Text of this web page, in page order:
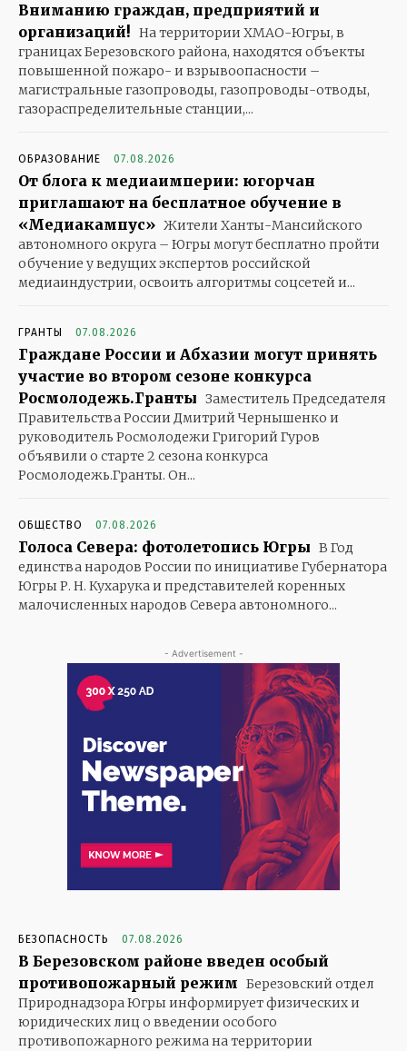
Вниманию граждан, предприятий и
организаций! На территории ХМАО-Югры, в
границах Березовского района, находятся объекты
повышенной пожаро- и взрывоопасности –
магистральные газопроводы, газопроводы-отводы,
газораспределительные станции,...
ОБРАЗОВАНИЕ 07.08.2026
От блога к медиаимперии: югорчан
приглашают на бесплатное обучение в
«Медиакампус» Жители Ханты-Мансийского
автономного округа – Югры могут бесплатно пройти
обучение у ведущих экспертов российской
медиаиндустрии, освоить алгоритмы соцсетей и...
ГРАНТЫ 07.08.2026
Граждане России и Абхазии могут принять
участие во втором сезоне конкурса
Росмолодежь.Гранты Заместитель Председателя
Правительства России Дмитрий Чернышенко и
руководитель Росмолодежи Григорий Гуров
объявили о старте 2 сезона конкурса
Росмолодежь.Гранты. Он...
ОБЩЕСТВО 07.08.2026
Голоса Севера: фотолетопись Югры В Год
единства народов России по инициативе Губернатора
Югры Р. Н. Кухарука и представителей коренных
малочисленных народов Севера автономного...
- Advertisement -
БЕЗОПАСНОСТЬ 07.08.2026
В Березовском районе введен особый
противопожарный режим Березовский отдел
Природнадзора Югры информирует физических и
юридических лиц о введении особого
противопожарного режима на территории